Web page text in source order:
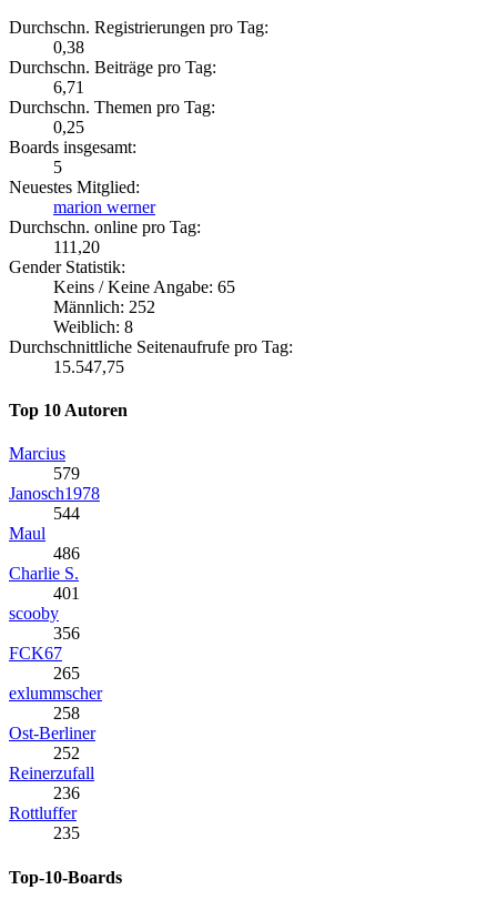
Durchschn. Registrierungen pro Tag:
0,38
Durchschn. Beiträge pro Tag:
6,71
Durchschn. Themen pro Tag:
0,25
Boards insgesamt:
5
Neuestes Mitglied:
marion werner
Durchschn. online pro Tag:
111,20
Gender Statistik:
Keins / Keine Angabe: 65
Männlich: 252
Weiblich: 8
Durchschnittliche Seitenaufrufe pro Tag:
15.547,75
Top 10 Autoren
Marcius
579
Janosch1978
544
Maul
486
Charlie S.
401
scooby
356
FCK67
265
exlummscher
258
Ost-Berliner
252
Reinerzufall
236
Rottluffer
235
Top-10-Boards